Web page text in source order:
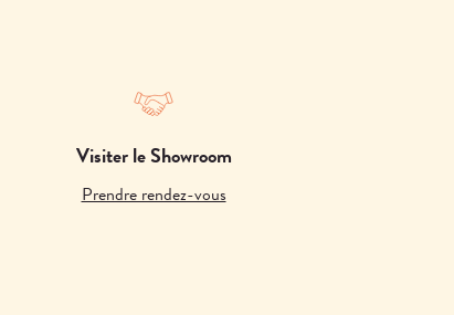
Visiter le Showroom
Prendre rendez-vous